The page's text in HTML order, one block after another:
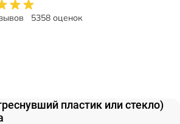
5358 оценок
пластик или стекло)